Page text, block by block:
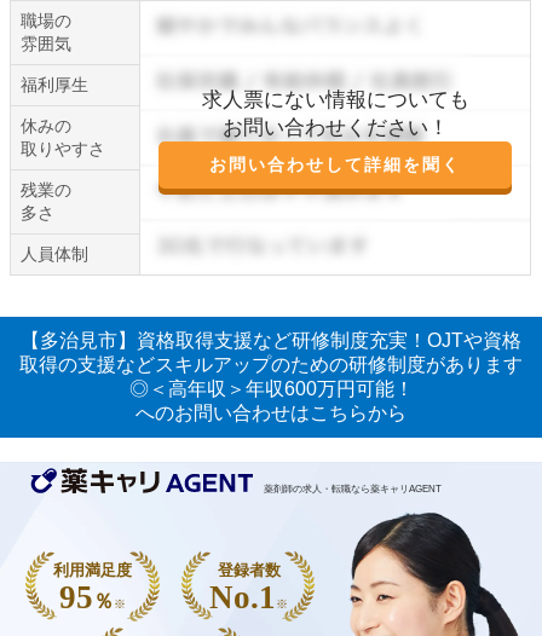
職場の
雰囲気
求人票にない情報についても
お問い合わせください！
お問い合わせして詳細を聞く
福利厚生
休みの
取りやすさ
残業の
多さ
人員体制
【多治見市】資格取得支援など研修制度充実！OJTや資格
取得の支援などスキルアップのための研修制度があります
◎＜高年収＞年収600万円可能！
へのお問い合わせはこちらから
薬剤師の求人・転職なら薬キャリAGENT
利用満足度
95 ％ ※
登録者数
No.1 ※